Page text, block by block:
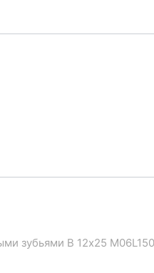
зубьями B 12х25